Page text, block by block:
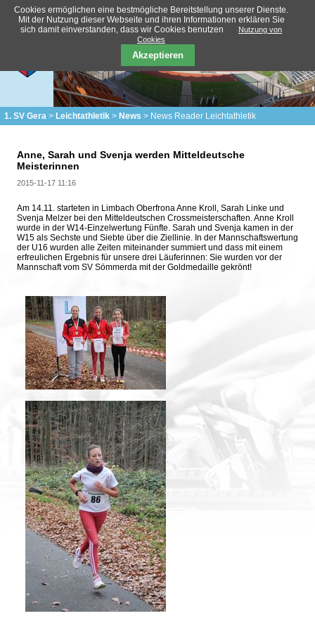
1. SV Gera Leichtathletik News News Reader Leichtathletik
Anne, Sarah und Svenja werden Mitteldeutsche
Meisterinnen
2015-11-17 11:16
Am 14.11. starteten in Limbach Oberfrona Anne Kroll, Sarah Linke und
Svenja Melzer bei den Mitteldeutschen Crossmeisterschaften. Anne Kroll
wurde in der W14-Einzelwertung Fünfte. Sarah und Svenja kamen in der
W15 als Sechste und Siebte über die Ziellinie. In der Mannschaftswertung
der U16 wurden alle Zeiten miteinander summiert und dass mit einem
erfreulichen Ergebnis für unsere drei Läuferinnen: Sie wurden vor der
Mannschaft vom SV Sömmerda mit der Goldmedaille gekrönt!
Cookies ermöglichen eine bestmögliche Bereitstellung unserer Dienste.
Mit der Nutzung dieser Webseite und ihren Informationen erklären Sie
sich damit einverstanden, dass wir Cookies benutzen
Nutzung von
Cookies
Akzeptieren